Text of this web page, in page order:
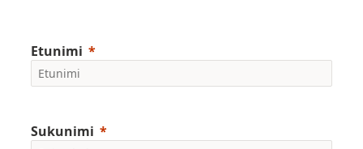
Etunimi
Sukunimi